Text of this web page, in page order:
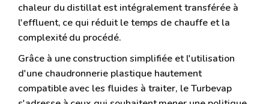
chaleur du distillat est intégralement transférée à
l'effluent, ce qui réduit le temps de chauffe et la
complexité du procédé.
Grâce à une construction simplifiée et l'utilisation
d'une chaudronnerie plastique hautement
compatible avec les fluides à traiter, le Turbevap